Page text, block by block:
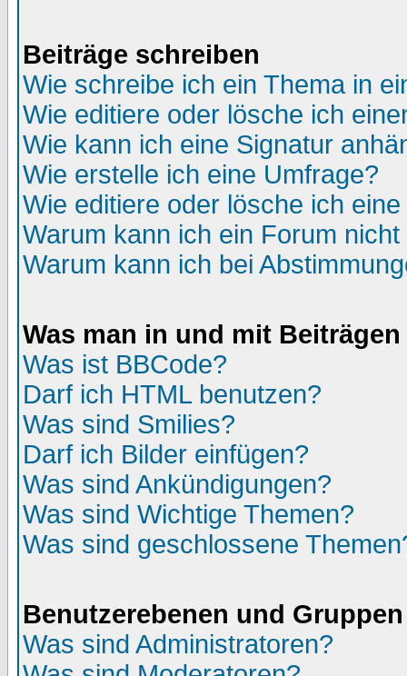
Beiträge schreiben
Wie schreibe ich ein Thema in
Wie editiere oder lösche ich
Wie kann ich eine Signatur
Wie erstelle ich eine Umfrage?
Wie editiere oder lösche ich
Warum kann ich ein Forum
Warum kann ich bei
Was man in und mit
Was ist BBCode?
Darf ich HTML benutzen?
Was sind Smilies?
Darf ich Bilder einfügen?
Was sind Ankündigungen?
Was sind Wichtige Themen?
Was sind geschlossene
Benutzerebenen und Gruppen
Was sind Administratoren?